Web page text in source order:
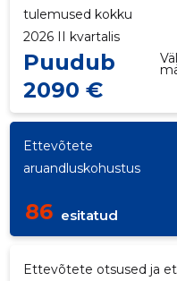
tulemused kokku
2026 II kvartalis
Puudub
2090 €
Ettevõtete
aruandluskohustus
86 esitatud
Ettevõtete otsused ja